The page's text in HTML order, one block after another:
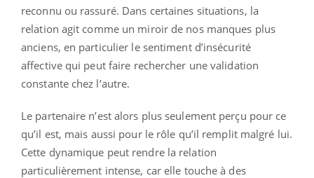
reconnu ou rassuré. Dans certaines situations, la
relation agit comme un miroir de nos manques plus
anciens, en particulier le sentiment d’insécurité
affective qui peut faire rechercher une validation
constante chez l’autre.
Le partenaire n’est alors plus seulement perçu pour ce
qu’il est, mais aussi pour le rôle qu’il remplit malgré lui.
Cette dynamique peut rendre la relation
particulièrement intense, car elle touche à des